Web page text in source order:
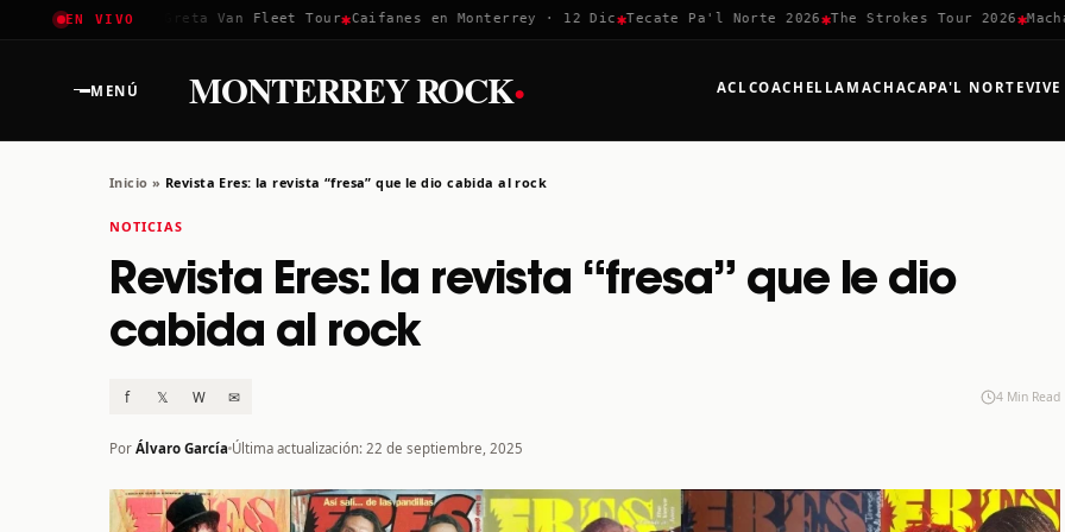
EN VIVO
2026✱Greta Van Fleet Tour ✱Caifanes en Monterrey · 12 Dic✱ Tecate Pa'l Norte 2026 ✱The Strokes Tour 2026 ✱Machaca
MENÚ MONTERREY ROCK· ACLCOACHELLA MACHACAPA'L NORTE
Inicio » Revista Eres: la revista “fresa” que le dio cabida al rock
NOTICIAS
Revista Eres: la revista “fresa” que le dio
cabida al rock
f 𝕏 W ✉ 4 Min Read
Por Álvaro García Última actualización: 22 de septiembre, 2025